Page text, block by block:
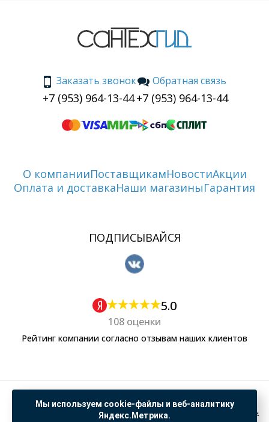
Заказать звонок
+7 (953) 964-13-44
Обратная связь
+7 (953) 964-13-44
О компанииПоставщикамНовостиАкции
Оплата и доставкаНаши магазиныГарантия
ПОДПИСЫВАЙСЯ
5.0
108 оценки
Рейтинг компании согласно отзывам наших клиентов
Политика обработки персональных данных
Согласие на обработку данных Яндекс Метрика
Мы используем cookie-файлы и веб-аналитику
Яндекс.Метрика.